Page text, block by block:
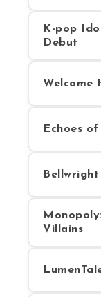
K-pop
Debut
Welcome
Echoes
Bellwright
Villains